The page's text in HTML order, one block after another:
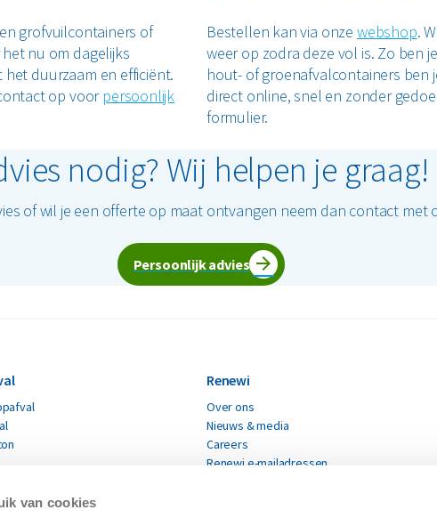
van cookies
grofvuilcontainers of
nu om dagelijks
duurzaam en efficiënt.
op voor persoonlijk
Bestellen kan via onze webshop.
weer op zodra deze vol is. Zo ben
hout- of groenafvalcontainers ben
direct online, snel en zonder
formulier.
nodig? Wij helpen je graag!
of wil je een offerte op maat ontvangen neem dan contact met
Persoonlijk advies
Renewi
Over ons
Nieuws & media
Careers
Renewi e-mailadressen